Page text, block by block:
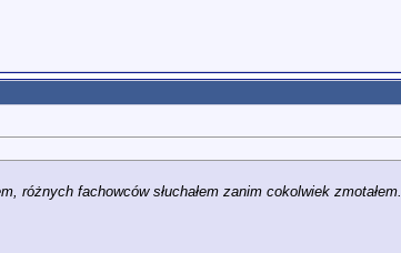
różnych fachowców słuchałem zanim cokolwiek zmotałem.